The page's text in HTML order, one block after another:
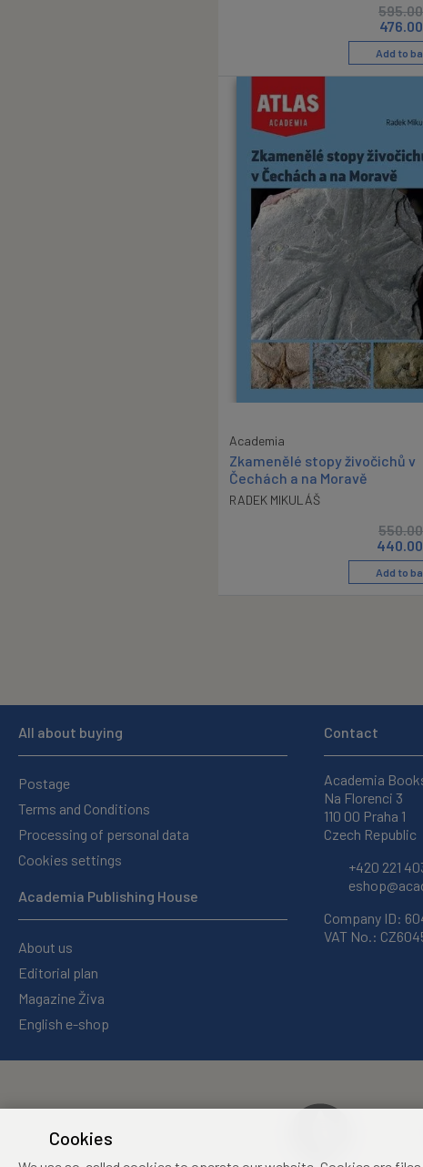
595.00
476.00
Add to
Academia
Zkamenělé stopy živočichů v
Čechách a na Moravě
RADEK MIKULÁŠ
550.00
440.00
Add to
All about buying
Postage
Terms and Conditions
Processing of personal data
Cookies settings
Academia Publishing House
About us
Editorial plan
Magazine Živa
English e-shop
Contact
Academia
Na Florenci 3
110 00 Praha 1
Czech Republic
+420 221
Company ID:
VAT No.:
Cookies